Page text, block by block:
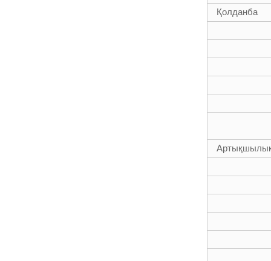
Қолданба